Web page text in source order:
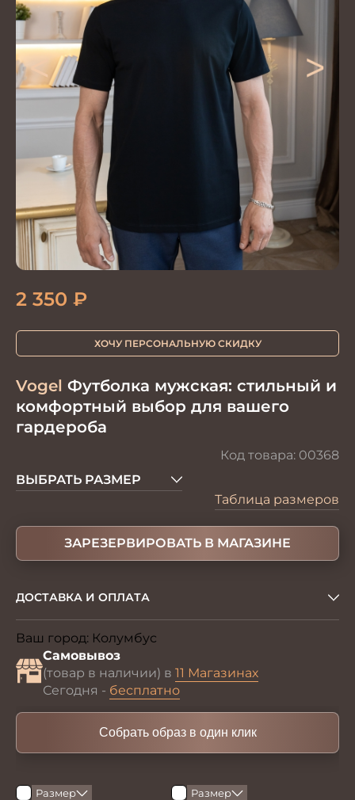
< >
Vogel Футболка мужская: стильный и
комфортный выбор для вашего
гардероба
Код товара: 00368
2 350 ₽
ХОЧУ ПЕРСОНАЛЬНУЮ СКИДКУ
ВЫБРАТЬ РАЗМЕР
Таблица размеров
ЗАРЕЗЕРВИРОВАТЬ В МАГАЗИНЕ
ДОСТАВКА И ОПЛАТА
Ваш город: Колумбус
Самовывоз
(товар в наличии) в 11 Магазинах
Сегодня - бесплатно
Собрать образ в один клик
Размер Размер